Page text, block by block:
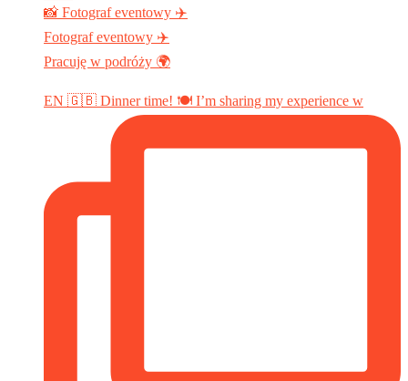
📸 Fotograf eventowy ✈️
Fotograf eventowy ✈️
Pracuję w podróży 🌍
EN 🇬🇧 Dinner time! 🍽️ I’m sharing my experience w